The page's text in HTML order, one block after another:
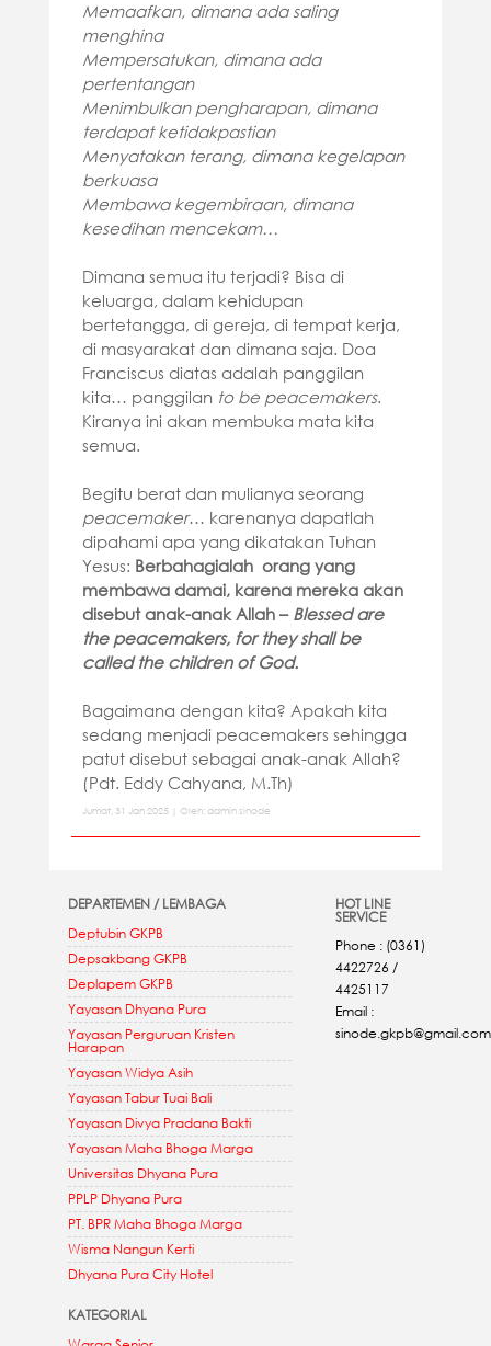
Memaafkan, dimana ada saling
menghina
Mempersatukan, dimana ada
pertentangan
Menimbulkan pengharapan, dimana
terdapat ketidakpastian
Menyatakan terang, dimana kegelapan
berkuasa
Membawa kegembiraan, dimana
kesedihan mencekam…
Dimana semua itu terjadi? Bisa di
keluarga, dalam kehidupan
bertetangga, di gereja, di tempat kerja,
di masyarakat dan dimana saja. Doa
Franciscus diatas adalah panggilan
kita… panggilan to be peacemakers.
Kiranya ini akan membuka mata kita
semua.
Begitu berat dan mulianya seorang
peacemaker… karenanya dapatlah
dipahami apa yang dikatakan Tuhan
Yesus: Berbahagialah orang yang
membawa damai, karena mereka akan
disebut anak-anak Allah – Blessed are
the peacemakers, for they shall be
called the children of God.
Bagaimana dengan kita? Apakah kita
sedang menjadi peacemakers sehingga
patut disebut sebagai anak-anak Allah?
(Pdt. Eddy Cahyana, M.Th)
Jumat, 31 Jan 2025 | Oleh: admin sinode
DEPARTEMEN / LEMBAGA
Deptubin GKPB
Depsakbang GKPB
Deplapem GKPB
Yayasan Dhyana Pura
Yayasan Perguruan Kristen
Harapan
Yayasan Widya Asih
Yayasan Tabur Tuai Bali
Yayasan Divya Pradana Bakti
Yayasan Maha Bhoga Marga
Universitas Dhyana Pura
PPLP Dhyana Pura
PT. BPR Maha Bhoga Marga
Wisma Nangun Kerti
Dhyana Pura City Hotel
KATEGORIAL
HOT LINE
SERVICE
Phone : (0361)
4422726 /
4425117
Email :
sinode.gkpb@gmail.com